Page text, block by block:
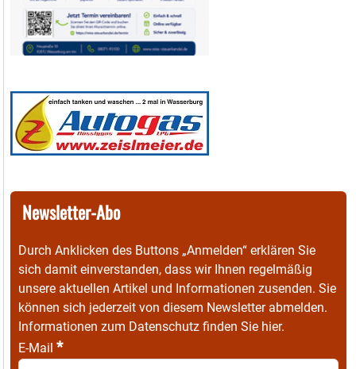
Newsletter-Abo
Durch Anklicken des Buttons „Anmelden“ erklären Sie
sich damit einverstanden, dass wir Ihnen regelmäßig
unsere aktuellen Artikel und Informationen zusenden. Sie
können sich jederzeit von diesem Newsletter abmelden.
Informationen zum Datenschutz finden Sie hier.
E-Mail *